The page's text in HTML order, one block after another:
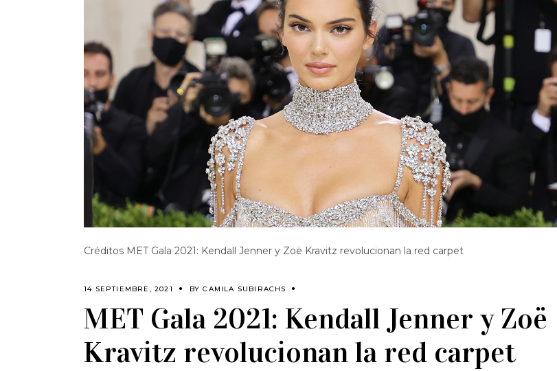
Créditos MET Gala 2021: Kendall Jenner y Zoë Kravitz revolucionan la red carpet
14 SEPTIEMBRE, 2021 BYCAMILA SUBIRACHS
MET Gala 2021: Kendall Jenner y Zoë
Kravitz revolucionan la red carpet